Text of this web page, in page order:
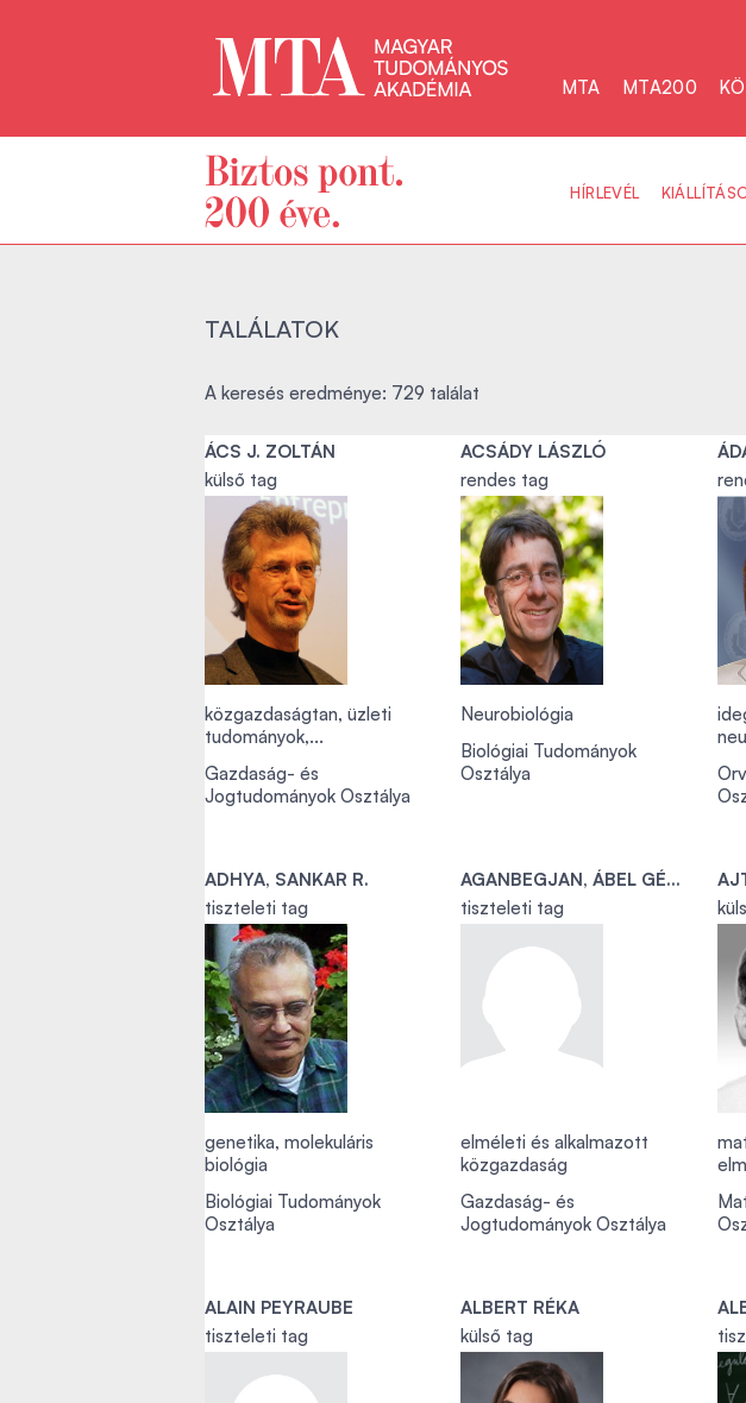
MTA MTA200
HÍRLEVÉL
TALÁLATOK
A keresés eredménye: 729 találat
ÁCS J. ZOLTÁN
külső tag
közgazdaságtan, üzleti
tudományok,...
Gazdaság- és
Jogtudományok Osztálya
ACSÁDY LÁSZLÓ
rendes tag
Neurobiológia
Biológiai Tudományok
Osztálya
ADHYA, SANKAR R.
tiszteleti tag
genetika, molekuláris
biológia
Biológiai Tudományok
Osztálya
AGANBEGJAN, ÁBEL GÉZOVICS
tiszteleti tag
elméleti és alkalmazott
közgazdaság
Gazdaság- és
Jogtudományok Osztálya
ALAIN PEYRAUBE
tiszteleti tag
ALBERT RÉKA
külső tag